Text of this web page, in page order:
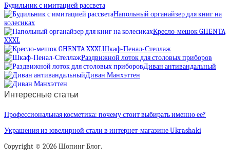
Будильник с имитацией рассвета
Напольный органайзер для книг на
колесиках
Кресло-мешок GHENTA
XXXL
Шкаф-Пенал-Стеллаж
Раздвижной лоток для столовых приборов
Диван антивандальный
Диван Манхэттен
Интересные статьи
Профессиональная косметика: почему стоит выбирать именно ее?
Украшения из ювелирной стали в интернет-магазине Ukrashaki
Copyright © 2026 Шопинг Блог.